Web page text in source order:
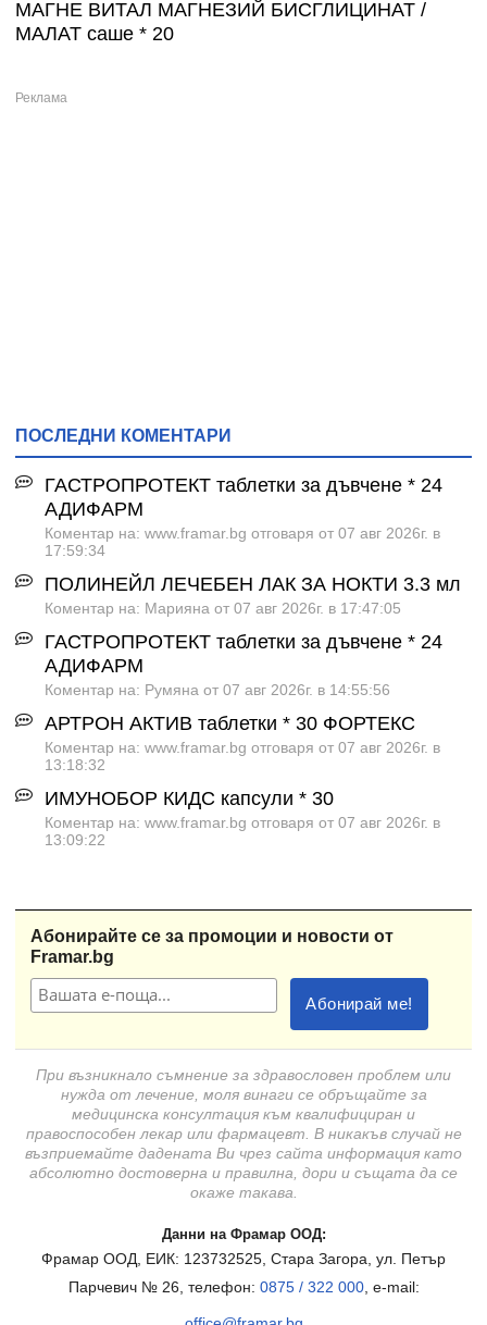
МАГНЕ ВИТАЛ МАГНЕЗИЙ БИСГЛИЦИНАТ /
МАЛАТ саше * 20
ПОСЛЕДНИ КОМЕНТАРИ
ГАСТРОПРОТЕКТ таблетки за дъвчене * 24
АДИФАРМ
Коментар на: www.framar.bg отговаря от 07 авг 2026г. в
17:59:34
ПОЛИНЕЙЛ ЛЕЧЕБЕН ЛАК ЗА НОКТИ 3.3 мл
Коментар на: Марияна от 07 авг 2026г. в 17:47:05
ГАСТРОПРОТЕКТ таблетки за дъвчене * 24
АДИФАРМ
Коментар на: Румяна от 07 авг 2026г. в 14:55:56
АРТРОН АКТИВ таблетки * 30 ФОРТЕКС
Коментар на: www.framar.bg отговаря от 07 авг 2026г. в
13:18:32
ИМУНОБОР КИДС капсули * 30
Коментар на: www.framar.bg отговаря от 07 авг 2026г. в
13:09:22
Абонирайте се за промоции и новости от
Framar.bg
При възникнало съмнение за здравословен проблем или
нужда от лечение, моля винаги се обръщайте за
медицинска консултация към квалифициран и
правоспособен лекар или фармацевт. В никакъв случай не
възприемайте дадената Ви чрез сайта информация като
абсолютно достоверна и правилна, дори и същата да се
окаже такава.
Данни на Фрамар ООД:
Фрамар ООД, ЕИК: 123732525, Стара Загора, ул. Петър
Парчевич № 26, телефон: 0875 / 322 000, e-mail: